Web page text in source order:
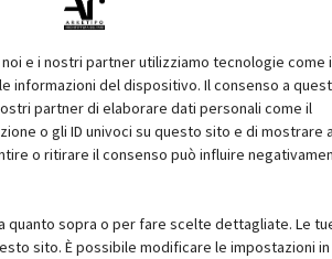
e i nostri partner utilizziamo tecnologie come
informazioni del dispositivo. Il consenso a
partner di elaborare dati personali come il
o gli ID univoci su questo sito e di mostrare
o ritirare il consenso può influire
quanto sopra o per fare scelte dettagliate. Le
sito. È possibile modificare le impostazioni